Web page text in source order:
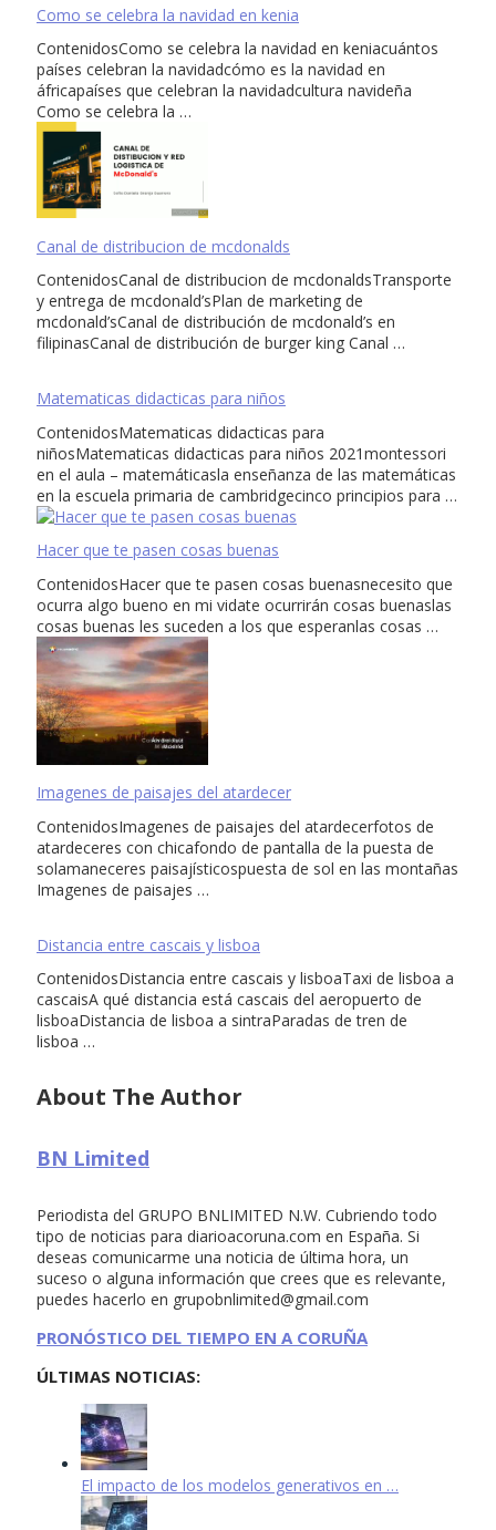
Como se celebra la navidad en kenia
ContenidosComo se celebra la navidad en keniacuántos
países celebran la navidadcómo es la navidad en
áfricapaíses que celebran la navidadcultura navideña
Como se celebra la …
Canal de distribucion de mcdonalds
ContenidosCanal de distribucion de mcdonaldsTransporte
y entrega de mcdonald’sPlan de marketing de
mcdonald’sCanal de distribución de mcdonald’s en
filipinasCanal de distribución de burger king Canal …
Matematicas didacticas para niños
ContenidosMatematicas didacticas para
niñosMatematicas didacticas para niños 2021montessori
en el aula – matemáticasla enseñanza de las matemáticas
en la escuela primaria de cambridgecinco principios para …
Hacer que te pasen cosas buenas
ContenidosHacer que te pasen cosas buenasnecesito que
ocurra algo bueno en mi vidate ocurrirán cosas buenaslas
cosas buenas les suceden a los que esperanlas cosas …
Imagenes de paisajes del atardecer
ContenidosImagenes de paisajes del atardecerfotos de
atardeceres con chicafondo de pantalla de la puesta de
solamaneceres paisajísticospuesta de sol en las montañas
Imagenes de paisajes …
Distancia entre cascais y lisboa
ContenidosDistancia entre cascais y lisboaTaxi de lisboa a
cascaisA qué distancia está cascais del aeropuerto de
lisboaDistancia de lisboa a sintraParadas de tren de
lisboa …
About The Author
BN Limited
Periodista del GRUPO BNLIMITED N.W. Cubriendo todo
tipo de noticias para diarioacoruna.com en España. Si
deseas comunicarme una noticia de última hora, un
suceso o alguna información que crees que es relevante,
puedes hacerlo en grupobnlimited@gmail.com
PRONÓSTICO DEL TIEMPO EN A CORUÑA
ÚLTIMAS NOTICIAS:
El impacto de los modelos generativos en …